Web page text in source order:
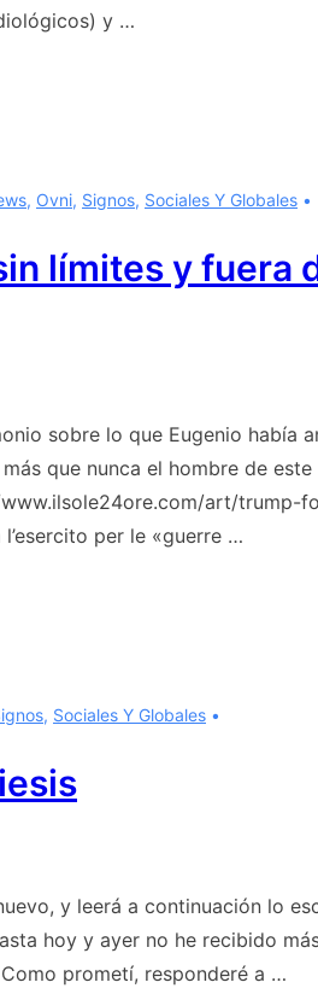
y …
, Ovni, Signos, Sociales Y Globales
límites y fuera
sobre lo que Eugenio había
que nunca el hombre de
art/trump-
per le «guerre …
, Sociales Y Globales
y leerá a continuación lo
hoy y ayer no he recibido
prometí, responderé a …